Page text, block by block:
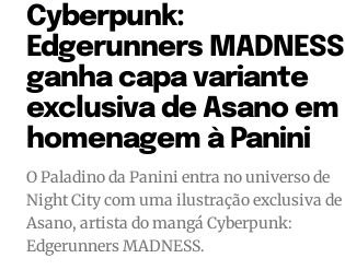
Cyberpunk:
Edgerunners MADNESS
ganha capa variante
exclusiva de Asano em
homenagem à Panini
O Paladino da Panini entra no universo de
Night City com uma ilustração exclusiva de
Asano, artista do mangá Cyberpunk:
Edgerunners MADNESS.